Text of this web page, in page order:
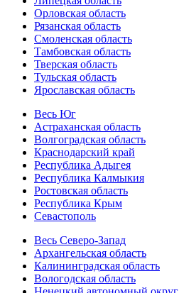
Орловская область
Рязанская область
Смоленская область
Тамбовская область
Тверская область
Тульская область
Ярославская область
Весь Юг
Астраханская область
Волгоградская область
Краснодарский край
Республика Адыгея
Республика Калмыкия
Ростовская область
Республика Крым
Севастополь
Весь Северо-Запад
Архангельская область
Калининградская область
Вологодская область